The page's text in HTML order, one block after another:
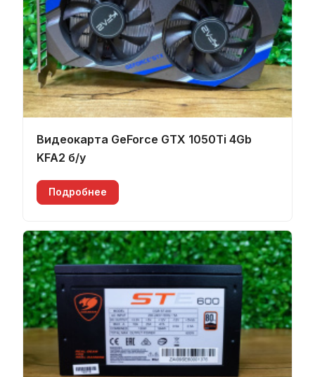
Видеокарта GeForce GTX 1050Ti 4Gb
KFA2 б/у
Подробнее